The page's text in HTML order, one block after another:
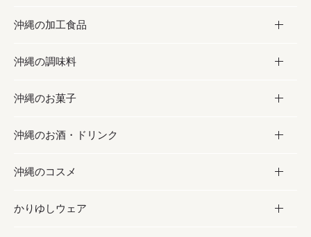
お取り寄せグルメ
フルーツ・野菜
お肉
海産物
沖縄の加工食品
加工食品
缶詰／パウチ
沖縄料理
沖縄そば／乾麺
レトルト食品
沖縄の調味料
調味料
砂糖／黒砂糖
塩
お酢／ドレッシング
沖縄のお菓子
お菓子
黒糖
ちんすこう
沖縄のお酒・ドリンク
お酒・ドリンク
泡盛
沖縄のコスメ
コスメ
かりゆしウェア